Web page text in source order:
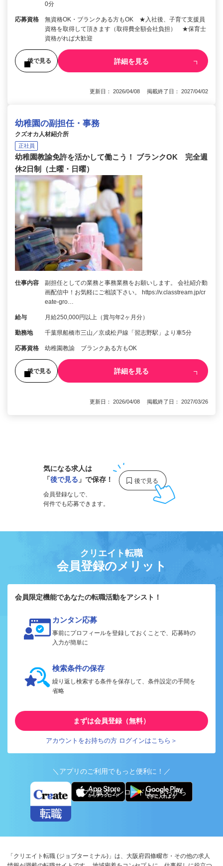
0分
応募資格
無資格OK・ブランクある方もOK ★入社後、子育て支援員
資格を取得して頂きます（取得費全額会社負担） ★保育士
資格がれば大歓迎
後で見る 詳細を見る
更新日： 2026/04/08 掲載終了日： 2027/04/02
幼稚園の副担任・事務
クズオカ人材紹介所
正社員
幼稚園教諭免許を活かして働こう！ ブランクOK 完全週
休2日制（土曜・日曜）
仕事内容
副担任としての業務と事務業務をお願いします。 会社紹介動
画配信中！お気軽にご相談下さい。 https://v.classtream.jp/cr
eate-gro…
給与 月給250,000円以上（賞与年2ヶ月分）
勤務地 千葉県船橋市三山／京成松戸線「習志野駅」より車5分
応募資格 幼稚園教諭 ブランクある方もOK
後で見る 詳細を見る
更新日： 2026/04/08 掲載終了日： 2027/03/26
気になる求人は
「後で見る 」で保存！
会員登録なしで、
何件でも応募できます。
クリエイト転職
会員登録のメリット
会員限定機能であなたの転職活動をアシスト！
カンタン応募
事前にプロフィールを登録しておくことで、応募時の
入力が簡単に
検索条件の保存
繰り返し検索する条件を保存して、条件設定の手間を
省略
まずは会員登録（無料）
アカウントをお持ちの方 ログインはこちら＞
＼アプリのご利用でもっと便利に！／
アプリ版ダウンロードはこちらから
「クリエイト転職 (ジョブターミナル)」は、大阪府四條畷市・その他の求人